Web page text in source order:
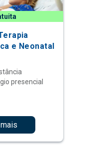
e Neonatal
presencial